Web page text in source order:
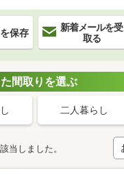
保存
新着メールを受
取る
間取りを選ぶ
二人暮らし
当しました。